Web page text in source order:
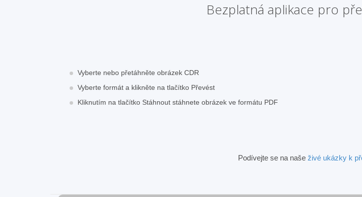
Bezplatná aplikace pro
Vyberte nebo přetáhněte obrázek CDR
Vyberte formát a klikněte na tlačítko Převést
Kliknutím na tlačítko Stáhnout stáhnete obrázek ve formátu PDF
Podívejte se na naše živé ukázky k